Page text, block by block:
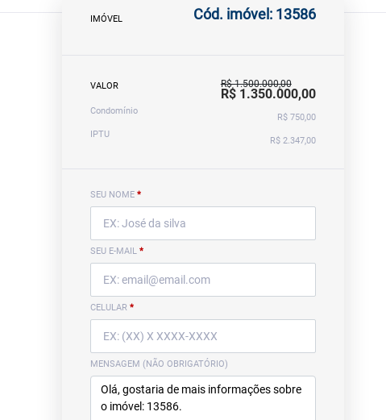
IMÓVEL Cód. imóvel: 13586
VALOR R$ 1.500.000,00
R$ 1.350.000,00
Condomínio
R$ 750,00
IPTU
R$ 2.347,00
SEU NOME *
SEU E-MAIL *
CELULAR *
MENSAGEM (NÃO OBRIGATÓRIO)